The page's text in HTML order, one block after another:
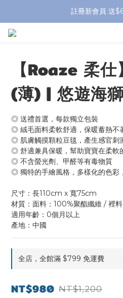
全館滿 $799 免運費 (僅提供台灣
註冊新會員 送
全館滿 $799 免運費 (僅提供台灣
【Roaze 柔
(薄) | 悠遊海獅
◎ 送禮首選，每款獨立包裝
◎ 絨毛面料柔軟舒適，保暖蓄熱不
◎ 肌膚觸摸顆粒豆毯，產生感官刺
◎ 舒適兼具保暖，幫助寶寶在柔軟
◎ 不含螢光劑、甲醛等有毒物質
◎ 獨特的手繪風格，多樣化的色彩
尺寸：長110cm x 寬75cm
材質：面料：100%聚酯纖維 / 裡
適用年齡：0個月以上
產地：中國
全店，全館滿 $799 免運費
NT$980 NT$1,200